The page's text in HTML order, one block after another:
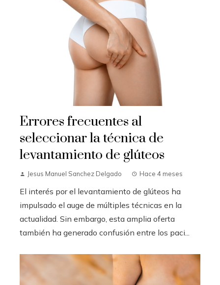
Errores frecuentes al
seleccionar la técnica de
levantamiento de glúteos
Jesus Manuel Sanchez Delgado Hace 4 meses
El interés por el levantamiento de glúteos ha
impulsado el auge de múltiples técnicas en la
actualidad. Sin embargo, esta amplia oferta
también ha generado confusión entre los paci...